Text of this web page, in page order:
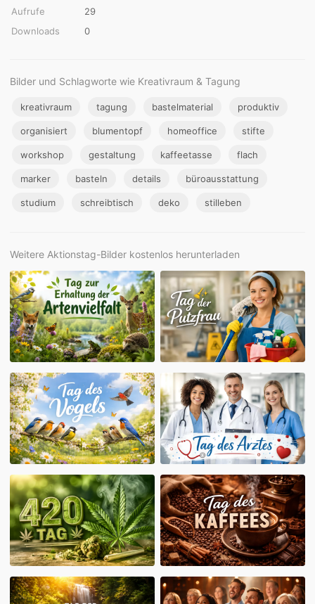
Aufrufe
29
Downloads
0
Bilder und Schlagworte wie Kreativraum & Tagung
kreativraum tagung bastelmaterial produktiv
organisiert blumentopf homeoffice stifte
workshop gestaltung kaffeetasse flach
marker basteln details büroausstattung
studium schreibtisch deko stilleben
Weitere Aktionstag-Bilder kostenlos herunterladen